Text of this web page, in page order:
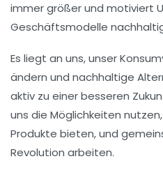
immer größer und motiviert
Geschäftsmodelle
Es liegt an uns, unser
ändern und nachhaltige
aktiv zu einer besseren
uns die Möglichkeiten
Produkte bieten, und
Revolution arbeiten.